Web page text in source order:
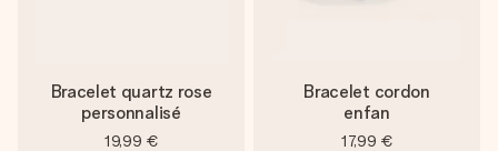
Bracelet quartz rose
personnalisé
19,99 €
Bracelet cordon
enfan
17,99 €